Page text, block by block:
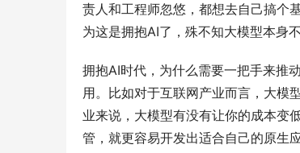
责人和工程师忽悠，都想去自己搞个
为这是拥抱AI了，殊不知大模型本身
拥抱AI时代，为什么需要一把手来推
用。比如对于互联网产业而言，大模
业来说，大模型有没有让你的成本变
管，就更容易开发出适合自己的原生应